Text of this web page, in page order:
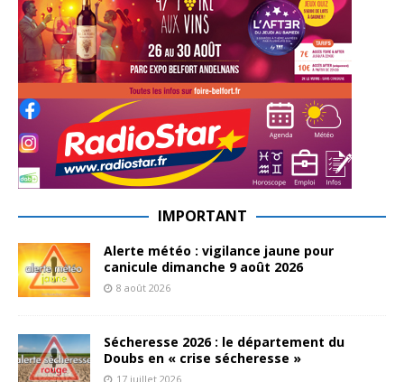
IMPORTANT
Alerte météo : vigilance jaune pour
canicule dimanche 9 août 2026
8 août 2026
Sécheresse 2026 : le département du
Doubs en « crise sécheresse »
17 juillet 2026